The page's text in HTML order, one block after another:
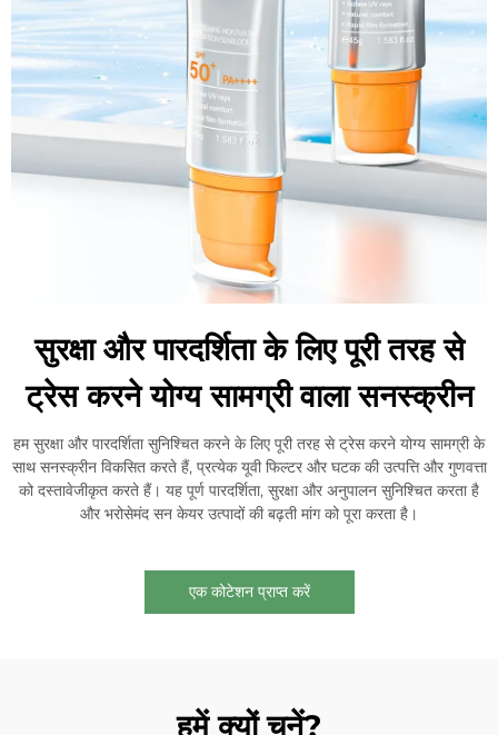
सुरक्षा और पारदर्शिता के लिए पूरी तरह से
ट्रेस करने योग्य सामग्री वाला सनस्क्रीन
हम सुरक्षा और पारदर्शिता सुनिश्चित करने के लिए पूरी तरह से ट्रेस करने योग्य सामग्री के
साथ सनस्क्रीन विकसित करते हैं, प्रत्येक यूवी फिल्टर और घटक की उत्पत्ति और गुणवत्ता
को दस्तावेजीकृत करते हैं। यह पूर्ण पारदर्शिता, सुरक्षा और अनुपालन सुनिश्चित करता है
और भरोसेमंद सन केयर उत्पादों की बढ़ती मांग को पूरा करता है।
एक कोटेशन प्राप्त करें
हमें क्यों चुनें?